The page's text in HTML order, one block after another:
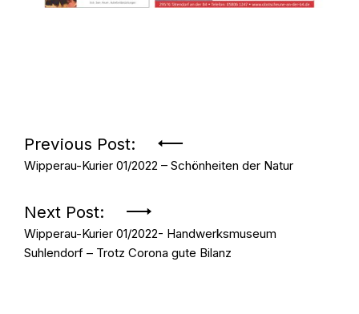
Beitrags-
Navigation
Previous Post:
Wipperau-Kurier 01/2022 – Schönheiten der Natur
Next Post:
Wipperau-Kurier 01/2022- Handwerksmuseum
Suhlendorf – Trotz Corona gute Bilanz